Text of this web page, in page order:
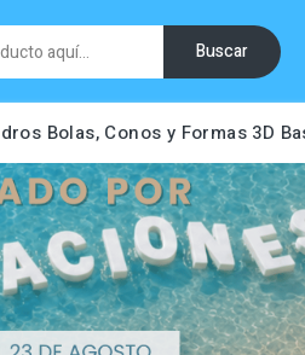
Buscar
Bolas, Conos y Formas 3D